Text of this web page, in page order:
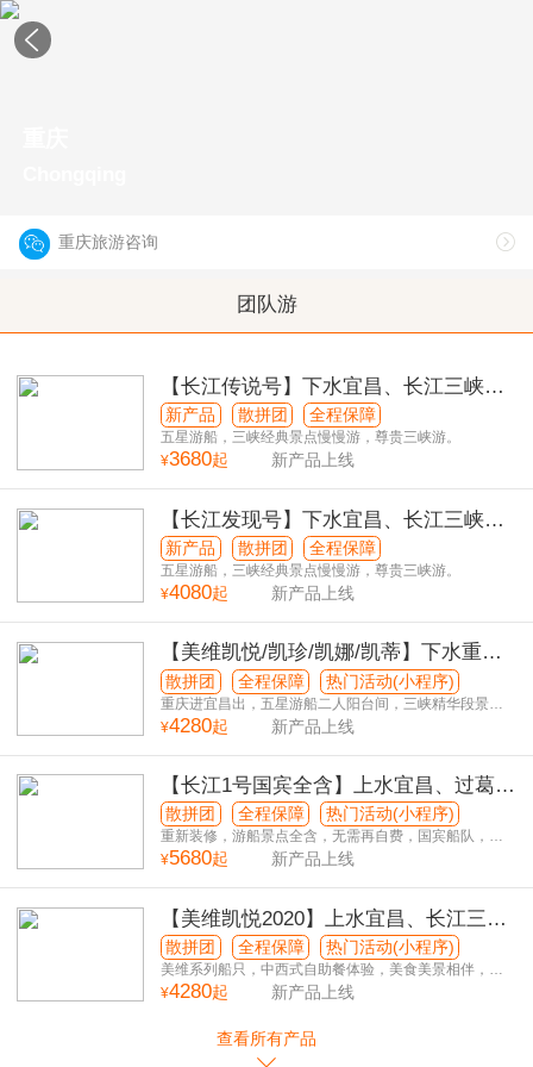
重庆旅游咨询
团队游
【长江传说号】下水宜昌、长江三峡、
重庆双动6日游
新产品 散拼团 全程保障
五星游船，三峡经典景点慢慢游，尊贵三峡游。
¥3680起 新产品上线
【长江发现号】下水宜昌、长江三峡、
重庆动飞5日游
新产品 散拼团 全程保障
五星游船，三峡经典景点慢慢游，尊贵三峡游。
¥4080起 新产品上线
【美维凯悦/凯珍/凯娜/凯蒂】下水重
庆、长江三峡、宜昌双动6日游
散拼团 全程保障 热门活动(小程序)
重庆进宜昌出，五星游船二人阳台间，三峡精华段景点
一网打尽，适合享受度假游。
¥4280起 新产品上线
【长江1号国宾全含】上水宜昌、过葛洲
坝、体验升船机、长江三峡、重庆动卧7
日游
散拼团 全程保障 热门活动(小程序)
重新装修，游船景点全含，无需再自费，国宾船队，五
星游船，不走回头路
¥5680起 新产品上线
【美维凯悦2020】上水宜昌、长江三
峡、重庆双动6日游
散拼团 全程保障 热门活动(小程序)
美维系列船只，中西式自助餐体验，美食美景相伴，五
星游轮阳台标间！到长江，赏美景！
¥4280起 新产品上线
查看所有产品